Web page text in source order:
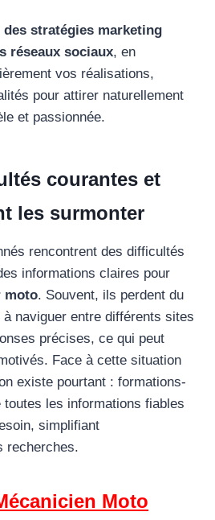
des stratégies marketing
réseaux sociaux, en
vos réalisations,
pour attirer naturellement
et passionnée.
courantes et
les surmonter
rencontrent des difficultés
informations claires pour
moto. Souvent, ils perdent du
à naviguer entre différents sites
précises, ce qui peut
Face à cette situation
existe pourtant : formations-
les informations fiables
simplifiant
recherches.
Moto